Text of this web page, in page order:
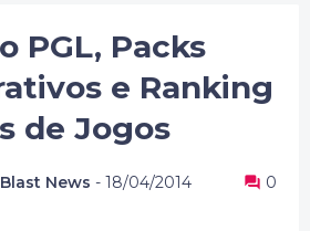
PGL, Packs
e Ranking
de Jogos
News - 18/04/2014 0